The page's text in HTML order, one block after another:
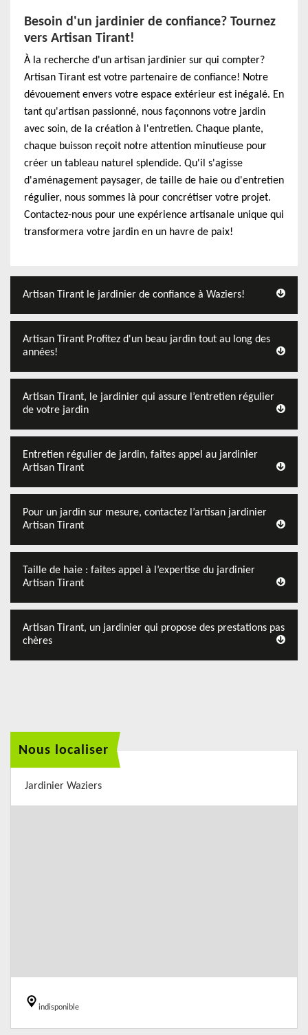
Besoin d'un jardinier de confiance? Tournez
vers Artisan Tirant!
À la recherche d'un artisan jardinier sur qui compter?
Artisan Tirant est votre partenaire de confiance! Notre
dévouement envers votre espace extérieur est inégalé. En
tant qu'artisan passionné, nous façonnons votre jardin
avec soin, de la création à l'entretien. Chaque plante,
chaque buisson reçoit notre attention minutieuse pour
créer un tableau naturel splendide. Qu'il s'agisse
d'aménagement paysager, de taille de haie ou d'entretien
régulier, nous sommes là pour concrétiser votre projet.
Contactez-nous pour une expérience artisanale unique qui
transformera votre jardin en un havre de paix!
Artisan Tirant le jardinier de confiance à Waziers!
Artisan Tirant Profitez d'un beau jardin tout au long des
années!
Artisan Tirant, le jardinier qui assure l’entretien régulier
de votre jardin
Entretien régulier de jardin, faites appel au jardinier
Artisan Tirant
Pour un jardin sur mesure, contactez l’artisan jardinier
Artisan Tirant
Taille de haie : faites appel à l’expertise du jardinier
Artisan Tirant
Artisan Tirant, un jardinier qui propose des prestations pas
chères
Nous localiser
Jardinier Waziers
indisponible